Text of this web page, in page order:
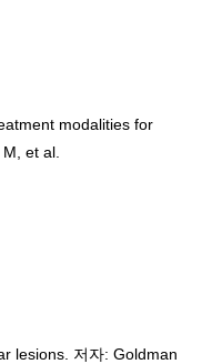
modalities for
et al.
lesions. 저자: Goldman